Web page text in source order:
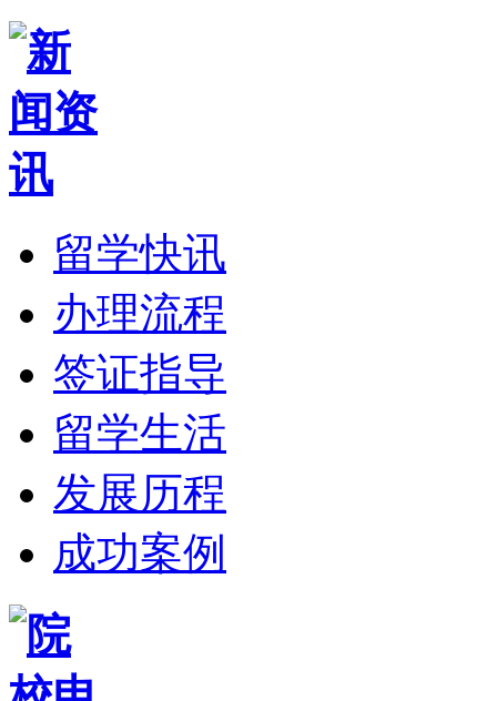
留学快讯
办理流程
签证指导
留学生活
发展历程
成功案例